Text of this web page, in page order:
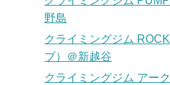
野島
クライミングジム
ブ）＠新越谷
クライミングジム アー